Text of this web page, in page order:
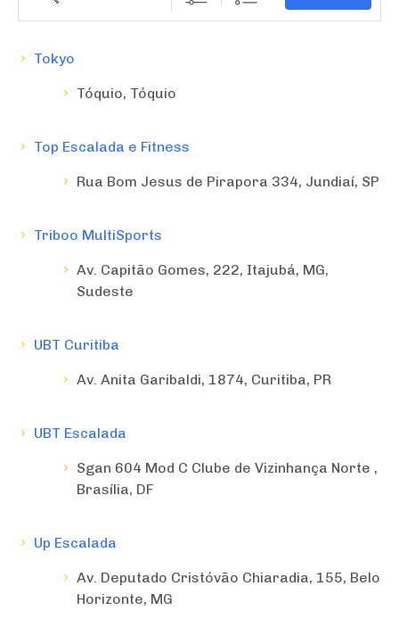
Tokyo
Tóquio, Tóquio
Top Escalada e Fitness
Rua Bom Jesus de Pirapora 334, Jundiaí, SP
Triboo MultiSports
Av. Capitão Gomes, 222, Itajubá, MG,
Sudeste
UBT Curitiba
Av. Anita Garibaldi, 1874, Curitiba, PR
UBT Escalada
Sgan 604 Mod C Clube de Vizinhança Norte ,
Brasília, DF
Up Escalada
Av. Deputado Cristóvão Chiaradia, 155, Belo
Horizonte, MG